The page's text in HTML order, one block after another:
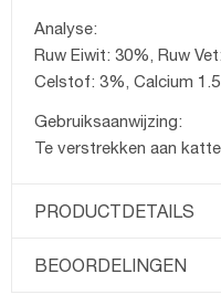
Analyse:
Ruw Eiwit: 30%, Ruw
Celstof: 3%, Calcium
Gebruiksaanwijzing:
Te verstrekken aan
PRODUCTDETAILS
BEOORDELINGEN